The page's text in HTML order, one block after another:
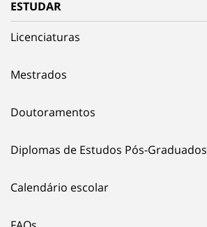
ESTUDAR
Licenciaturas
Mestrados
Doutoramentos
Diplomas de Estudos Pós-Graduados
Calendário escolar